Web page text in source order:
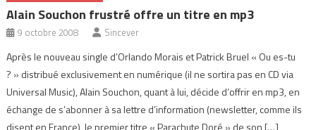
Alain Souchon frustré offre un titre en mp3
9 octobre 2008 Sincever
Après le nouveau single d’Orlando Morais et Patrick Bruel « Ou es-tu
? » distribué exclusivement en numérique (il ne sortira pas en CD via
Universal Music), Alain Souchon, quant à lui, décide d’offrir en mp3, en
échange de s’abonner à sa lettre d’information (newsletter, comme ils
disent en France), le premier titre « Parachute Doré » de son […]